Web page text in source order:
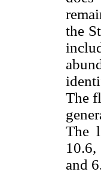
the
The
The
and